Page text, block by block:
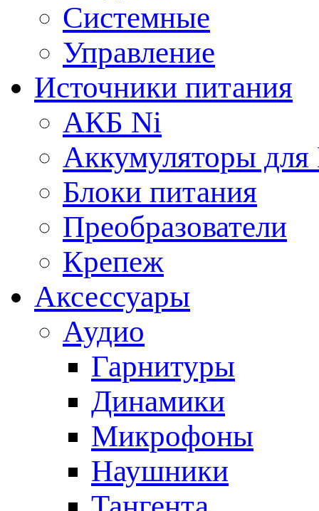
Системные
Управление
Источники питания
АКБ Ni
Аккумуляторы
Блоки питания
Преобразователи
Крепеж
Аксессуары
Аудио
Гарнитуры
Динамики
Микрофоны
Наушники